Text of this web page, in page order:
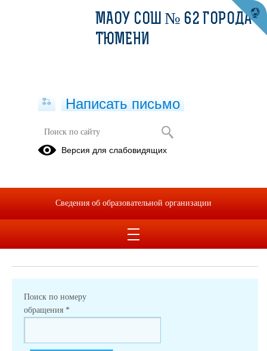
Обращения граждан
режиме при подаче обращения через электронную форму. Номер
обращения отправляется на электронный адрес, который вы
указывали при подаче обращения в электронной форме.
Поиск по номеру
обращения *
МАОУ СОШ № 62 ГОРОДА
ТЮМЕНИ
Написать письмо
Версия для слабовидящих
Сведения об образовательной организации